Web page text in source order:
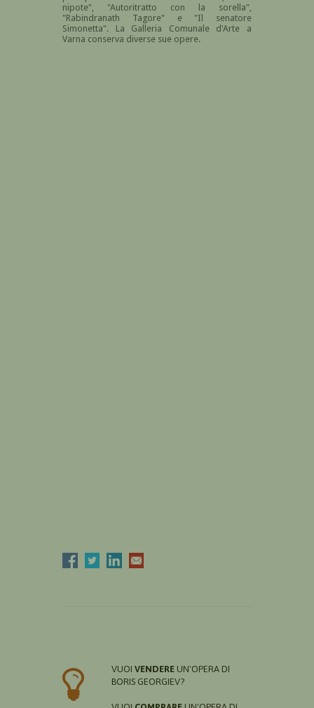
nipote", "Autoritratto con la sorella",
"Rabindranath Tagore" e "Il senatore
Simonetta". La Galleria Comunale d'Arte a
Varna conserva diverse sue opere.
VUOI VENDERE UN'OPERA DI
BORIS GEORGIEV?